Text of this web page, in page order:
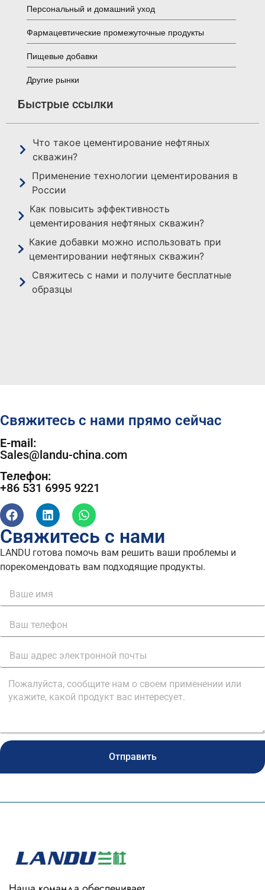
Персональный и домашний уход
Фармацевтические промежуточные продукты
Пищевые добавки
Другие рынки
Быстрые ссылки
Что такое цементирование нефтяных
скважин?
Применение технологии цементирования в
России
Как повысить эффективность
цементирования нефтяных скважин?
Какие добавки можно использовать при
цементировании нефтяных скважин?
Свяжитесь с нами и получите бесплатные
образцы
Свяжитесь с нами прямо сейчас
E-mail:
Sales@landu-china.com
Телефон:
+86 531 6995 9221
Свяжитесь с нами
LANDU готова помочь вам решить ваши проблемы и
порекомендовать вам подходящие продукты.
Отправить